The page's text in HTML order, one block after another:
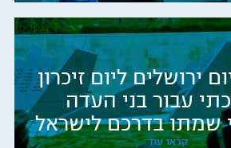
ירושלים ליום זיכרון
עבור בני העדה
שמתו בדרכם לישראל
קראו עוד